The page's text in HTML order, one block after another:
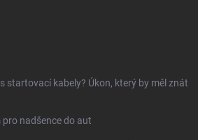
kabely? Úkon, který by měl znát
nadšence do aut